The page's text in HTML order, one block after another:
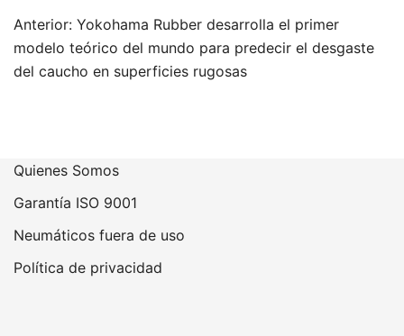
Navegación
de
entradas
Anterior: Yokohama Rubber desarrolla el primer
modelo teórico del mundo para predecir el desgaste
del caucho en superficies rugosas
Quienes Somos
Garantía ISO 9001
Neumáticos fuera de uso
Política de privacidad